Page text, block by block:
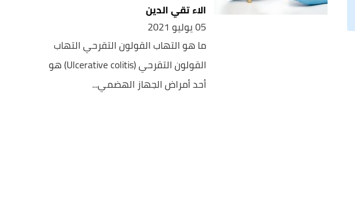
الاء تقي الدين
05 يوليو 2021
ما هو التهاب القولون التقرحي التهاب
القولون التقرحي (Ulcerative colitis) هو
أحد أمراض الجهاز الهضمي...